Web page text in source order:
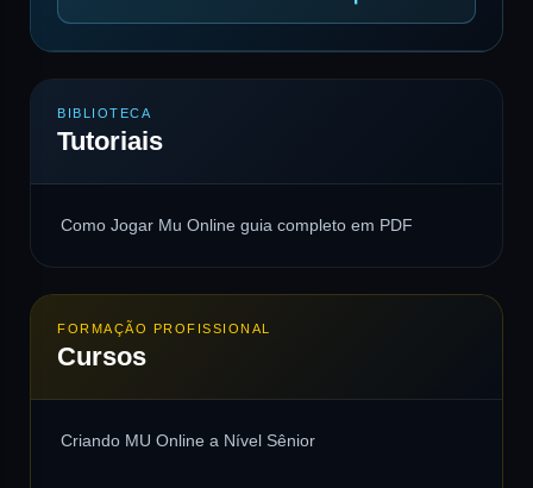
BIBLIOTECA
Tutoriais
Como Jogar Mu Online guia completo em PDF
FORMAÇÃO PROFISSIONAL
Cursos
Criando MU Online a Nível Sênior